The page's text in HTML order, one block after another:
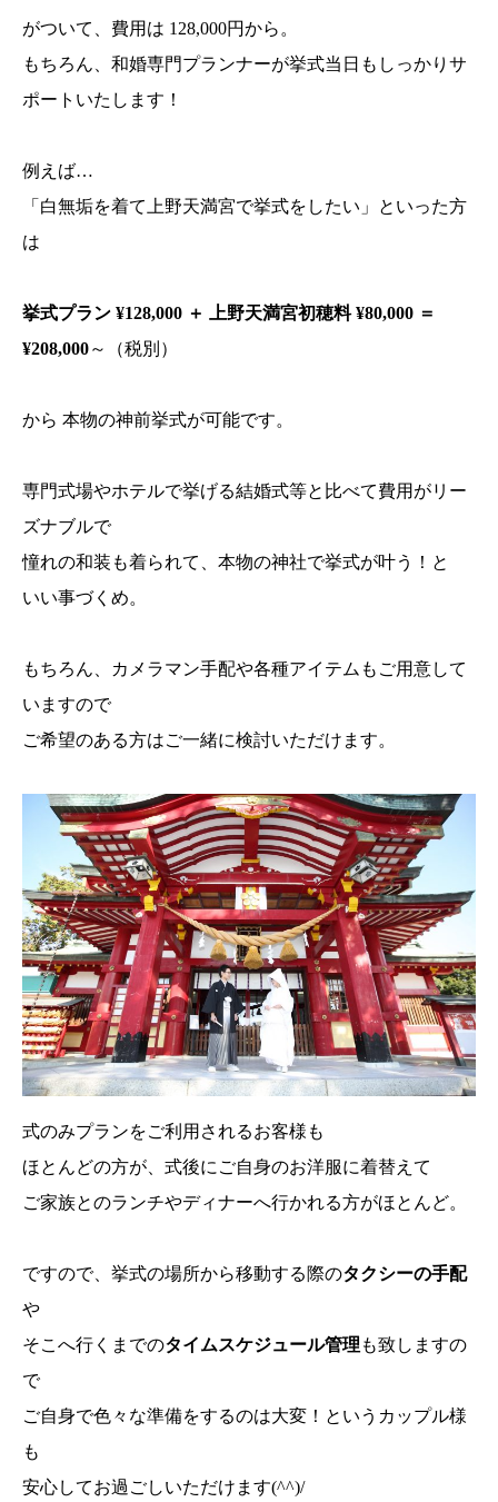
がついて、費用は 128,000円から。
もちろん、和婚専門プランナーが挙式当日もしっかりサ
ポートいたします！
例えば…
「白無垢を着て上野天満宮で挙式をしたい」といった方
は
挙式プラン ¥128,000 ＋ 上野天満宮初穂料 ¥80,000 ＝
¥208,000～（税別）
から 本物の神前挙式が可能です。
専門式場やホテルで挙げる結婚式等と比べて費用がリー
ズナブルで
憧れの和装も着られて、本物の神社で挙式が叶う！と
いい事づくめ。
もちろん、カメラマン手配や各種アイテムもご用意して
いますので
ご希望のある方はご一緒に検討いただけます。
式のみプランをご利用されるお客様も
ほとんどの方が、式後にご自身のお洋服に着替えて
ご家族とのランチやディナーへ行かれる方がほとんど。
ですので、挙式の場所から移動する際のタクシーの手配
や
そこへ行くまでのタイムスケジュール管理 も致しますの
で
ご自身で色々な準備をするのは大変！というカップル様
も
安心してお過ごしいただけます(^^)/